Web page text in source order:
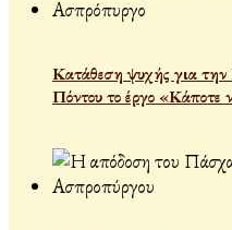
Κατάθεση ψυχής για την
Πόντου το έργο «Κάποτε